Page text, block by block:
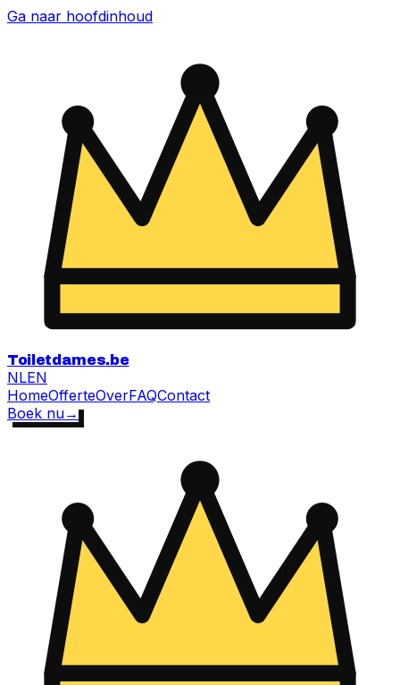
Ga naar hoofdinhoud
Toiletdames.be
NLEN
HomeOfferteOverFAQContact
Boek nu→